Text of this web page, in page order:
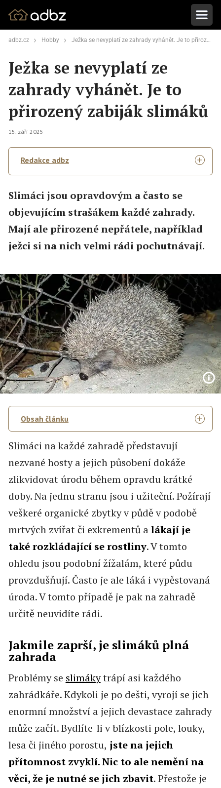
adbz.cz Hobby Ježka se nevyplatí ze zahrady vyhánět. Je to přirozený zabiják slimáků
Ježka se nevyplatí ze
zahrady vyhánět. Je to
přirozený zabiják slimáků
15. září 2025
Redakce adbz
Slimáci jsou opravdovým a často se
objevujícím strašákem každé zahrady.
Mají ale přirozené nepřátele, například
ježci si na nich velmi rádi pochutnávají.
Obsah článku
Slimáci na každé zahradě představují
nezvané hosty a jejich působení dokáže
zlikvidovat úrodu během opravdu krátké
doby. Na jednu stranu jsou i užiteční. Požírají
veškeré organické zbytky v půdě v podobě
mrtvých zvířat či exkrementů alákají je
také rozkládající se rostliny. V tomto
ohledu jsou podobní žížalám, které půdu
provzdušňují. Často je ale láká i vypěstovaná
úroda. V tomto případě je pak na zahradě
určitě neuvidíte rádi.
Jakmile zaprší, je slimáků plná
zahrada
Problémy se slimákytrápí asi každého
zahrádkáře. Kdykoli je po dešti, vyrojí se jich
enormní množství a jejich devastace zahrady
může začít. Bydlíte-li v blízkosti pole, louky,
lesa či jiného porostu, jste na jejich
přítomnost zvyklí. Nic to ale nemění na
věci, že je nutné se jich zbavit. Přestože je